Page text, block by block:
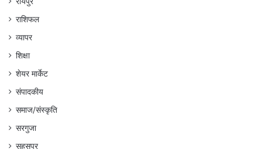
राशिफल
व्यापर
शिक्षा
शेयर मार्केट
संपादकीय
समाज/संस्कृति
सरगुजा
सहसपुर